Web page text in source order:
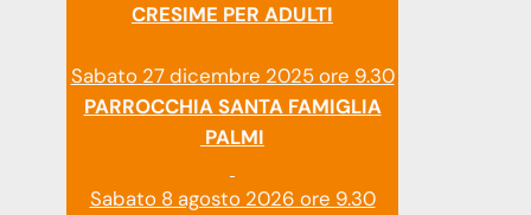
CRESIME PER ADULTI
Sabato 27 dicembre 2025 ore 9.30
PARROCCHIA SANTA FAMIGLIA
PALMI
Sabato 8 agosto 2026 ore 9.30